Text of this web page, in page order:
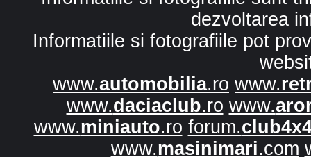
dezvoltarea
Informatiile si fotografiile pot
www.automobilia.ro www.
www.daciaclub.ro www.
www.miniauto.ro forum.
www.masinimari.com